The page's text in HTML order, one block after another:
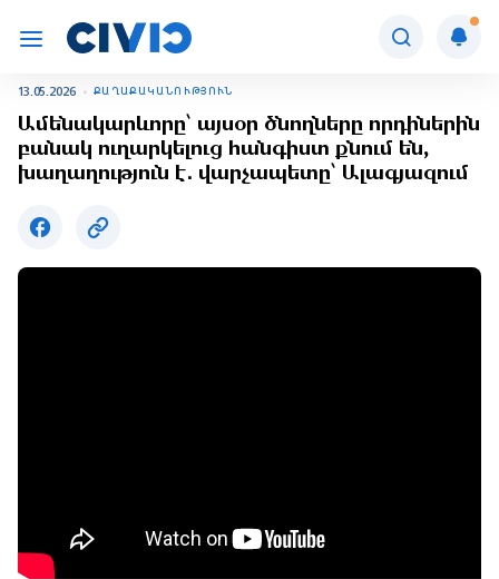
13.05.2026 ՔԱՂԱՔԱԿԱՆՈՒԹՅՈՒՆ
Ամենակարևորը՝ այսօր ծնողները որդիներին
բանակ ուղարկելուց հանգիստ քնում են,
խաղաղություն է․ վարչապետը՝ Ալագյազում